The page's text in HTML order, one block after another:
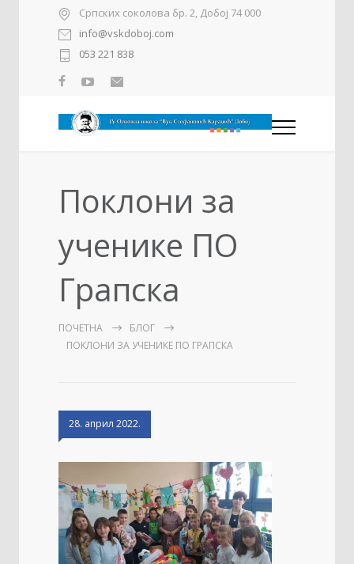
Српских соколова бр. 2, Добој 74 000
info@vskdoboj.com
053 221 838
Поклони за
ученике ПО
Грапска
ПОЧЕТНА
БЛОГ
ПОКЛОНИ ЗА УЧЕНИКЕ ПО ГРАПСКА
28. април 2022.